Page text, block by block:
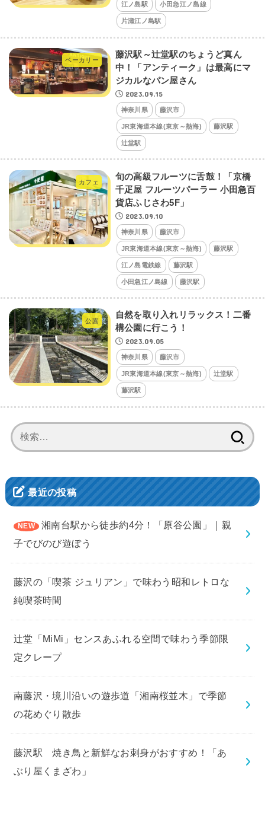
江ノ島駅 小田急江ノ島線
片瀬江ノ島駅
ベーカリー
藤沢駅～辻堂駅のちょうど真ん
中！「アンティーク」は最高にマ
ジカルなパン屋さん
2023.09.15
神奈川県 藤沢市
JR東海道本線(東京～熱海) 藤沢駅
辻堂駅
カフェ
旬の高級フルーツに舌鼓！「京橋
千疋屋 フルーツパーラー 小田急百
貨店ふじさわ5F」
2023.09.10
神奈川県 藤沢市
JR東海道本線(東京～熱海) 藤沢駅
江ノ島電鉄線 藤沢駅
小田急江ノ島線 藤沢駅
公園
自然を取り入れリラックス！二番
構公園に行こう！
2023.09.05
神奈川県 藤沢市
JR東海道本線(東京～熱海) 辻堂駅
藤沢駅
索:
最近の投稿
湘南台駅から徒歩約4分！「原谷公園」｜親
子でびのび遊ぼう
藤沢の「喫茶 ジュリアン」で味わう昭和レトロな
純喫茶時間
辻堂「MiMi」センスあふれる空間で味わう季節限
定クレープ
南藤沢・境川沿いの遊歩道「湘南桜並木」で季節
の花めぐり散歩
藤沢駅 焼き鳥と新鮮なお刺身がおすすめ！「あ
ぶり屋くまざわ」